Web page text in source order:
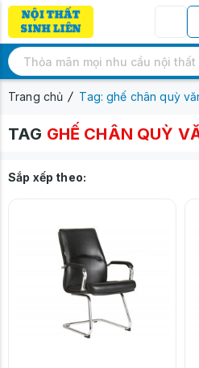
Trang chủ Tag: ghế chân quỳ
TAG GHẾ CHÂN QUỲ
Sắp xếp theo: